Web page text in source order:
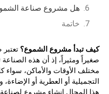
هل مشروع صناعة
خاتمة
كيف تبدأ مشروع الشموع؟
صغيراً ومثيراً، إذ أن هذه
مختلف الأوقات والأماكن، سواء
التجميلية أو العطرية أو
هذا المجال إنشاء مشروع